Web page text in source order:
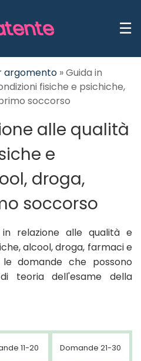
☰
argomento »Guida in
fisiche e psichiche,
soccorso
alle qualità
e
droga,
soccorso
relazione alle qualità e
alcool, droga, farmaci e
domande che possono
teoria dell'esame della
11-20 Domande 21-30